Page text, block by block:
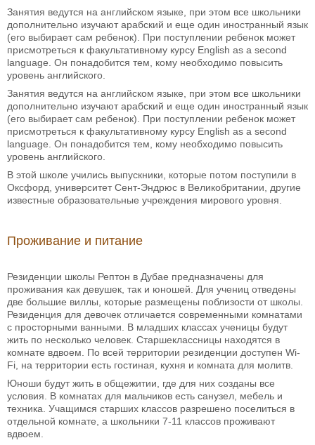
Занятия ведутся на английском языке, при этом все школьники
дополнительно изучают арабский и еще один иностранный язык
(его выбирает сам ребенок). При поступлении ребенок может
присмотреться к факультативному курсу English as a second
language. Он понадобится тем, кому необходимо повысить
уровень английского.
Занятия ведутся на английском языке, при этом все школьники
дополнительно изучают арабский и еще один иностранный язык
(его выбирает сам ребенок). При поступлении ребенок может
присмотреться к факультативному курсу English as a second
language. Он понадобится тем, кому необходимо повысить
уровень английского.
В этой школе учились выпускники, которые потом поступили в
Оксфорд, университет Сент-Эндрюс в Великобритании, другие
известные образовательные учреждения мирового уровня.
Проживание и питание
Резиденции школы Рептон в Дубае предназначены для
проживания как девушек, так и юношей. Для учениц отведены
две большие виллы, которые размещены поблизости от школы.
Резиденция для девочек отличается современными комнатами
с просторными ванными. В младших классах ученицы будут
жить по несколько человек. Старшеклассницы находятся в
комнате вдвоем. По всей территории резиденции доступен Wi-
Fi, на территории есть гостиная, кухня и комната для молитв.
Юноши будут жить в общежитии, где для них созданы все
условия. В комнатах для мальчиков есть санузел, мебель и
техника. Учащимся старших классов разрешено поселиться в
отдельной комнате, а школьники 7-11 классов проживают
вдвоем.